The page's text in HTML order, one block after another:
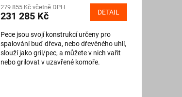
279 855 Kč včetně DPH
231 285 Kč DETAIL
Pece jsou svojí konstrukcí určeny pro
spalování buď dřeva, nebo dřevěného uhlí,
slouží jako gril/pec, a můžete v nich vařit
nebo grilovat v uzavřené komoře.